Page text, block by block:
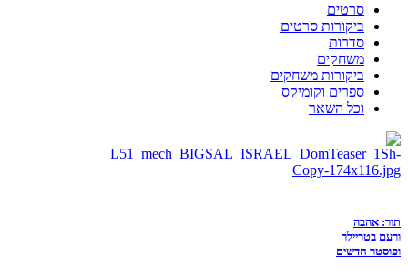
סרטים
ביקורות סרטים
סדרות
משחקים
ביקורות משחקים
ספרים וקומיקס
וכל השאר
תור: אהבה
ורעם בטריילר
ופוסטר חדשים